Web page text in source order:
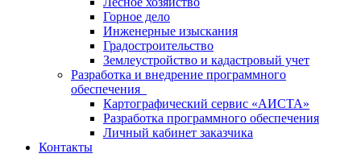
Горное дело
Инженерные изыскания
Градостроительство
Землеустройство и кадастровый учет
Разработка и внедрение программного
обеспечения
Картографический сервис «АИСТА»
Разработка программного обеспечения
Личный кабинет заказчика
Контакты